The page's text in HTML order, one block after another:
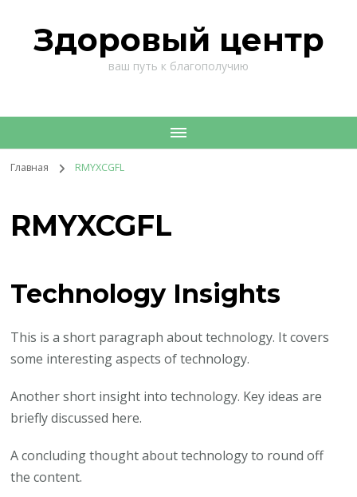
Здоровый центр
ваш путь к благополучию
Главная RMYXCGFL
RMYXCGFL
Technology Insights
This is a short paragraph about technology. It covers
some interesting aspects of technology.
Another short insight into technology. Key ideas are
briefly discussed here.
A concluding thought about technology to round off
the content.